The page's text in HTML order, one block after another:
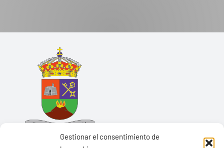
Gestionar el consentimiento de